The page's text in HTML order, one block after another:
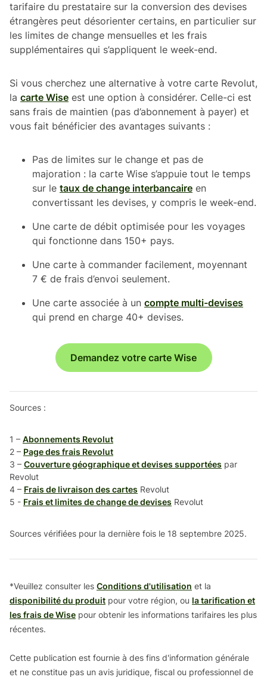
tarifaire du prestataire sur la conversion des devises
étrangères peut désorienter certains, en particulier sur
les limites de change mensuelles et les frais
supplémentaires qui s’appliquent le week-end.
Si vous cherchez une alternative à votre carte Revolut,
la carte Wise est une option à considérer. Celle-ci est
sans frais de maintien (pas d’abonnement à payer) et
vous fait bénéficier des avantages suivants :
Pas de limites sur le change et pas de
majoration : la carte Wise s’appuie tout le temps
sur le taux de change interbancaire en
convertissant les devises, y compris le week-end.
Une carte de débit optimisée pour les voyages
qui fonctionne dans 150+ pays.
Une carte à commander facilement, moyennant
7 € de frais d’envoi seulement.
Une carte associée à un compte multi-devises
qui prend en charge 40+ devises.
Demandez votre carte Wise
Sources :
1 – Abonnements Revolut
2 – Page des frais Revolut
3 – Couverture géographique et devises supportées par
Revolut
4 – Frais de livraison des cartes Revolut
5 - Frais et limites de change de devises Revolut
Sources vérifiées pour la dernière fois le 18 septembre 2025.
*Veuillez consulter les Conditions d'utilisation et la
disponibilité du produit pour votre région, ou la tarification et
les frais de Wise pour obtenir les informations tarifaires les plus
récentes.
Cette publication est fournie à des fins d'information générale
et ne constitue pas un avis juridique, fiscal ou professionnel de